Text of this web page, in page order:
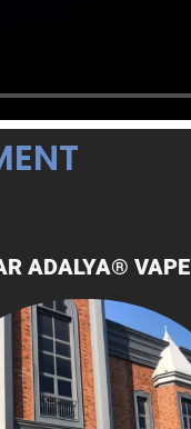
ADALYA® VAPE